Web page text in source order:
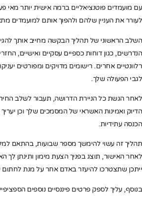
עם מועמדים פוטנציאליים ברמה אישית יותר מאי
לעורר את העניין שלהם ולהפוך אותם למועמדים
השלב הראשוני של תהליך הבקשה מחייב אותך
הנדרשים, כגון דוחות כספיים עסקיים ואישיים,
רלוונטיים אחרים. רישומים מדויקים ומפורטים
לגבי הפעולה שלך.
לאחר הגשת כל הניירת הדרושה, תעבור לשלב
הדיוק ואמינות האשראי של המסמכים שלך וכן יעריך
הכנסה עתידיות.
תהליך זה עשוי להימשך מספר שבועות, בהתאם
לאחר האישור, תוצג בפניך הצעת מימון ותינתן לך
ייתכן שתצטרכו להיעזר באדם אחר על מנת
בנוסף, עליך לספק פרטים פיננסיים נוספים